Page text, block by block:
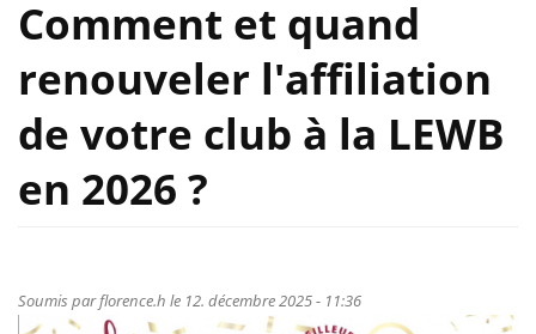
Comment et quand
renouveler l'affiliation
de votre club à la LEWB
en 2026 ?
Soumis parflorence.h le 12. décembre 2025 - 11:36